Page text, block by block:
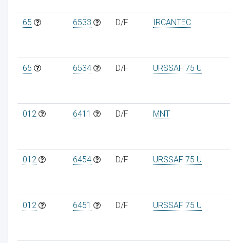
65 6533 D/F IRCANTEC
65 6534 D/F URSSAF 75 U
012 6411 D/F MNT
012 6454 D/F URSSAF 75 U
012 6451 D/F URSSAF 75 U